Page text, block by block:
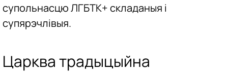
супольнасцю ЛГБТК+ складаныя і
супярэчлівыя.
Царква традыцыйна